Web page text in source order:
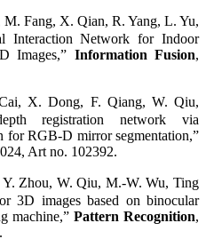
M. Fang, X. Qian, R. Yang, L. Yu,
Interaction Network for Indoor
Images,” Information Fusion,
X. Dong, F. Qiang, W. Qiu,
registration network via
for RGB-D mirror segmentation,”
Art no. 102392.
Y. Zhou, W. Qiu, M.-W. Wu, Ting
3D images based on binocular
machine,” Pattern Recognition,